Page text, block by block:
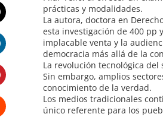
prácticas y modalidades.
La autora, doctora en
esta investigación de 400 pp
implacable venta y la
democracia más allá de la
La revolución tecnológica
Sin embargo, amplios
conocimiento de la verdad.
Los medios tradicionales
único referente para los